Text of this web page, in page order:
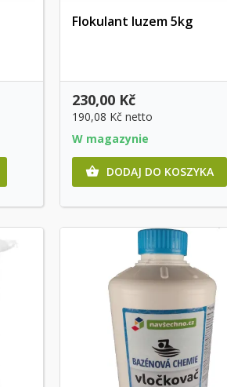
Flokulant luzem 5kg
230,00 Kč
190,08 Kčnetto
W magazynie
 DODAJ DO KOSZYKA